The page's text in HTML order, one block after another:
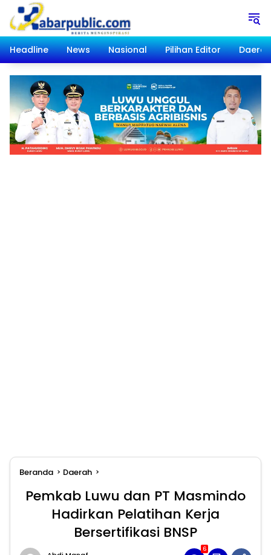
Langsung
konten
Headline
News Nasional Pilihan Editor Daerah
Beranda Daerah
Pemkab Luwu dan PT Masmindo
Hadirkan Pelatihan Kerja
Bersertifikasi BNSP
6